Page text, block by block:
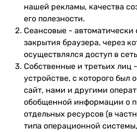
нашей рекламы, качества
его полезности.
Сеансовые - автоматически
закрытия браузера, через
осуществлялся доступ в
Собственные и третьих лиц
устройстве, с которого был
сайт, нами и другими
обобщенной информации о
отдельных ресурсов (в
типа операционной